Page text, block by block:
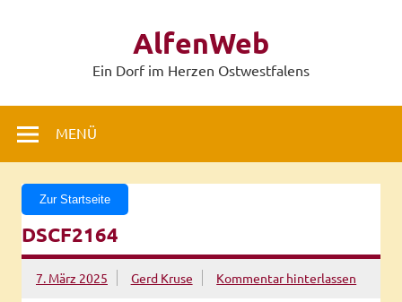
AlfenWeb
Ein Dorf im Herzen Ostwestfalens
MENÜ
Zur Startseite
DSCF2164
7. März 2025 Gerd Kruse Kommentar hinterlassen